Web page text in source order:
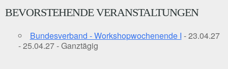
BEVORSTEHENDE VERANSTALTUNGEN
Bundesverband - Workshopwochenende I - 23.04.27
- 25.04.27 - Ganztägig